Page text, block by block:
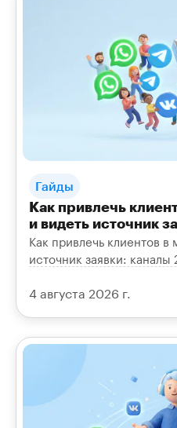
Гайды
Как привлечь
и видеть источник
Как привлечь клиентов
источник заявки: каналы
окупаемости.
4 августа 2026 г.